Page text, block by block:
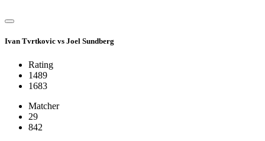
Ivan Tvrtkovic vs Joel Sundberg
Rating
1489
1683
Matcher
29
842